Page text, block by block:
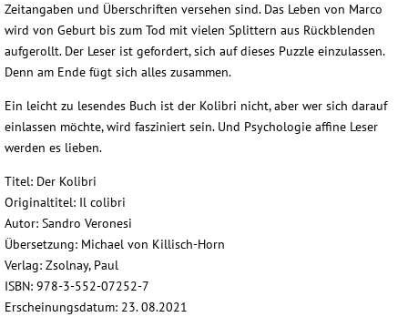
Zeitangaben und Überschriften versehen sind. Das Leben von Marco
wird von Geburt bis zum Tod mit vielen Splittern aus Rückblenden
aufgerollt. Der Leser ist gefordert, sich auf dieses Puzzle einzulassen.
Denn am Ende fügt sich alles zusammen.
Ein leicht zu lesendes Buch ist der Kolibri nicht, aber wer sich darauf
einlassen möchte, wird fasziniert sein. Und Psychologie affine Leser
werden es lieben.
Titel: Der Kolibri
Originaltitel: Il colibri
Autor: Sandro Veronesi
Übersetzung: Michael von Killisch-Horn
Verlag: Zsolnay, Paul
ISBN: 978-3-552-07252-7
Erscheinungsdatum: 23. 08.2021